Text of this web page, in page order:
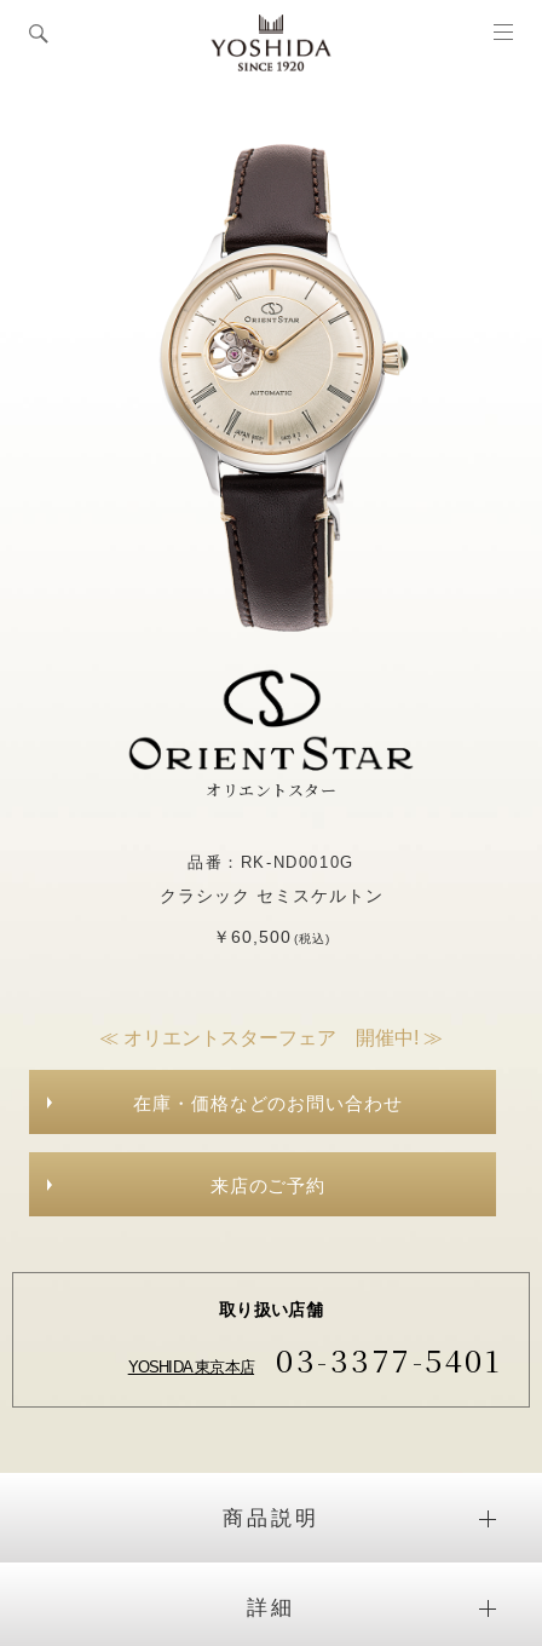
オリエントスター
品番：RK-ND0010G
クラシック セミスケルトン
￥60,500(税込)
≪ オリエントスターフェア 開催中! ≫
在庫・価格などのお問い合わせ
来店のご予約
取り扱い店舗
YOSHIDA 東京本店 03-3377-5401
商品説明
詳細